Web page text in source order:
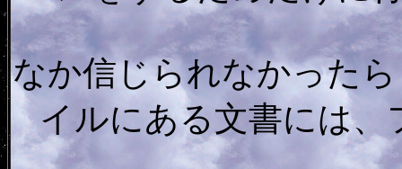
なか信じられなかった
イルにある文書には